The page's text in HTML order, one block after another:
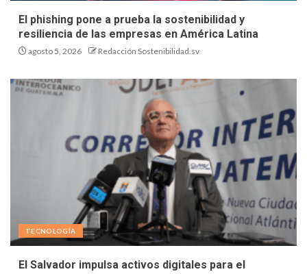
El phishing pone a prueba la sostenibilidad y
resiliencia de las empresas en América Latina
agosto 5, 2026 Redacción Sostenibilidad.sv
TECNOLOGÍA
El Salvador impulsa activos digitales para el